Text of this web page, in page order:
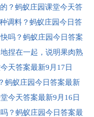
？蚂蚁庄园课堂今天答
调料？蚂蚁庄园今日答
吗？蚂蚁庄园今日答案
捏在一起，说明果肉熟
日
天答案最新9月17日
蚂蚁庄园今日答案最新
今天答案最新9月16日
？蚂蚁庄园今日答案最